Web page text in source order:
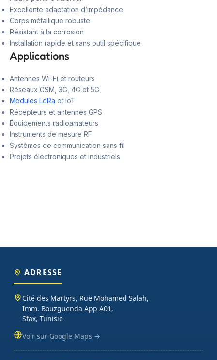
Excellente adaptation d’impédance
Corps métallique robuste
Résistant à la corrosion
Installation rapide et sans outil spécifique
Applications
Antennes Wi-Fi et routeurs
Réseaux GSM, 3G, 4G et 5G
Modules LoRa et IoT
Récepteurs et antennes GPS
Équipements radioamateurs
Instruments de mesure RF
Systèmes de communication sans fil
Projets électroniques et industriels
ADRESSE
Cité des Martyrs, Rue Mohamed Salah,
Imm. Bouzguenda App A01,
Sfax, Tunisie
Voir sur Google Maps →